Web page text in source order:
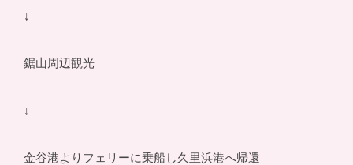
↓
鋸山周辺観光
↓
金谷港よりフェリーに乗船し久里浜港へ帰還